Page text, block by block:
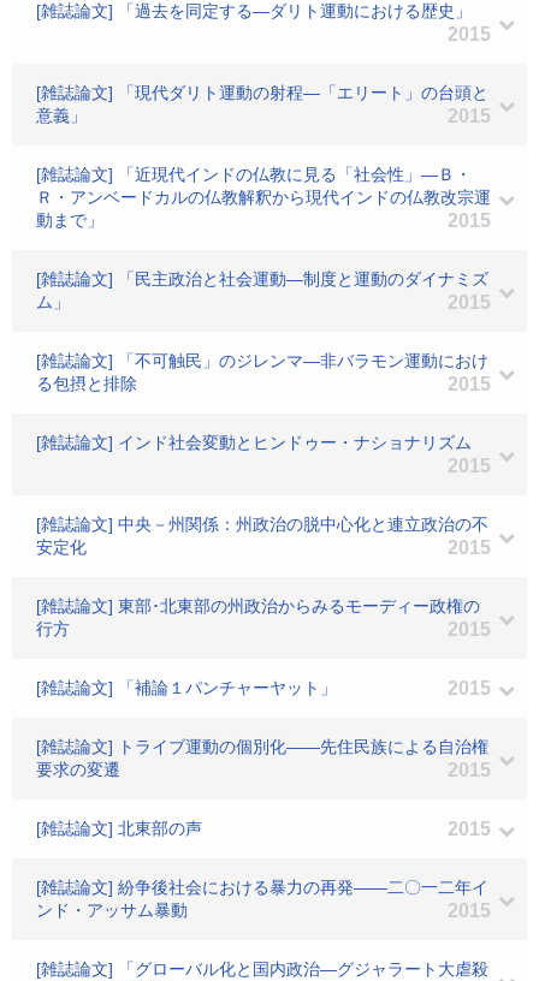
[雑誌論文] 「過去を同定する―ダリト運動における歴史」
2015
[雑誌論文] 「現代ダリト運動の射程―「エリート」の台頭と
意義」
2015
[雑誌論文] 「近現代インドの仏教に見る「社会性」―Ｂ・
Ｒ・アンベードカルの仏教解釈から現代インドの仏教改宗運
動まで」
2015
[雑誌論文] 「民主政治と社会運動―制度と運動のダイナミズ
ム」
2015
[雑誌論文] 「不可触民」のジレンマ―非バラモン運動におけ
る包摂と排除
2015
[雑誌論文] インド社会変動とヒンドゥー・ナショナリズム
2015
[雑誌論文] 中央－州関係：州政治の脱中心化と連立政治の不
安定化
2015
[雑誌論文] 東部･北東部の州政治からみるモーディー政権の
行方
2015
[雑誌論文] 「補論１パンチャーヤット」 2015
[雑誌論文] トライブ運動の個別化――先住民族による自治権
要求の変遷
2015
[雑誌論文] 北東部の声 2015
[雑誌論文] 紛争後社会における暴力の再発――二〇一二年イ
ンド・アッサム暴動
2015
[雑誌論文] 「グローバル化と国内政治―グジャラート大虐殺